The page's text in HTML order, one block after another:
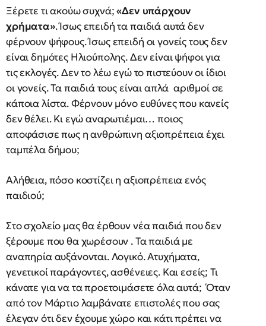
Ξέρετε τι ακούω συχνά;«Δεν υπάρχουν
χρήματα». Ίσως επειδή τα παιδιά αυτά δεν
φέρνουν ψήφους. Ίσως επειδή οι γονείς τους δεν
είναι δημότες Ηλιούπολης. Δεν είναι ψήφοι για
τις εκλογές. Δεν το λέω εγώ το πιστεύουν οι ίδιοι
οι γονείς. Τα παιδιά τους είναι απλά αριθμοί σε
κάποια λίστα. Φέρνουν μόνο ευθύνες που κανείς
δεν θέλει. Κι εγώ αναρωτιέμαι… ποιος
αποφάσισε πως η ανθρώπινη αξιοπρέπεια έχει
ταμπέλα δήμου;
Αλήθεια, πόσο κοστίζει η αξιοπρέπεια ενός
παιδιού;
Στο σχολείο μας θα έρθουν νέα παιδιά που δεν
ξέρουμε που θα χωρέσουν . Τα παιδιά με
αναπηρία αυξάνονται. Λογικό. Ατυχήματα,
γενετικοί παράγοντες, ασθένειες. Και εσείς; Τι
κάνατε για να τα προετοιμάσετε όλα αυτά; Όταν
από τον Μάρτιο λαμβάνατε επιστολές που σας
έλεγαν ότι δεν έχουμε χώρο και κάτι πρέπει να